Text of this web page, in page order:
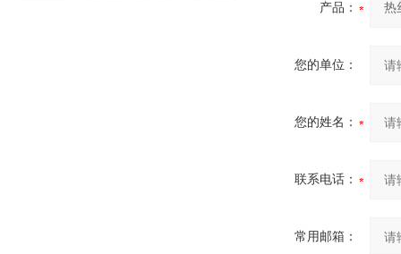
产品：
您的单位：
您的姓名：
联系电话：
常用邮箱：